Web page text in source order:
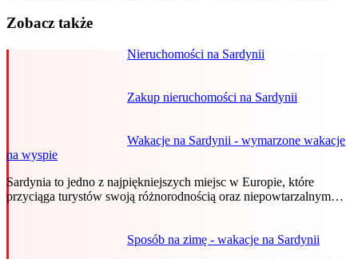
Zobacz także
Nieruchomości na Sardynii
Zakup nieruchomości na Sardynii
Wakacje na Sardynii - wymarzone wakacje
na wyspie
Sardynia to jedno z najpiękniejszych miejsc w Europie, które
przyciąga turystów swoją różnorodnością oraz niepowtarzalnym…
Sposób na zimę - wakacje na Sardynii